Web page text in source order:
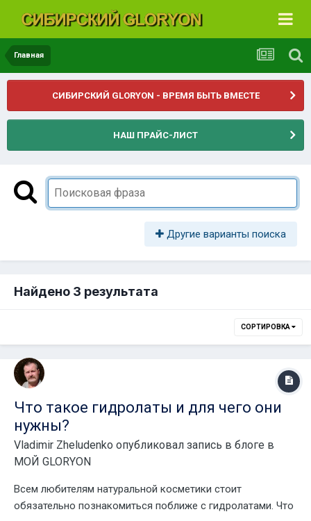
Главная
СИБИРСКИЙ GLORYON - ВРЕМЯ БЫТЬ ВМЕСТЕ
НАШ ПРАЙС-ЛИСТ
Другие варианты поиска
Найдено 3 результата
СОРТИРОВКА
Что такое гидролаты и для чего они
нужны?
Vladimir Zheludenko опубликовал запись в блоге в
МОЙ GLORYON
Всем любителям натуральной косметики стоит
обязательно познакомиться поближе с гидролатами. Что